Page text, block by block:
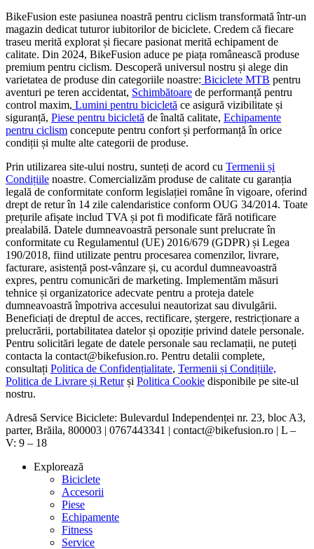
BikeFusion este pasiunea noastră pentru ciclism transformată într-un
magazin dedicat tuturor iubitorilor de biciclete. Credem că fiecare
traseu merită explorat și fiecare pasionat merită echipament de
calitate. Din 2024, BikeFusion aduce pe piața românească produse
premium pentru ciclism. Descoperă universul nostru și alege din
varietatea de produse din categoriile noastre: Biciclete MTB pentru
aventuri pe teren accidentat, Schimbătoare de performanță pentru
control maxim, Lumini pentru bicicletă ce asigură vizibilitate și
siguranță, Piese pentru bicicletă de înaltă calitate, Echipamente
pentru ciclism concepute pentru confort și performanță în orice
condiții și multe alte categorii de produse.
Prin utilizarea site-ului nostru, sunteți de acord cu Termenii și
Condițiile noastre. Comercializăm produse de calitate cu garanția
legală de conformitate conform legislației române în vigoare, oferind
drept de retur în 14 zile calendaristice conform OUG 34/2014. Toate
prețurile afișate includ TVA și pot fi modificate fără notificare
prealabilă. Datele dumneavoastră personale sunt prelucrate în
conformitate cu Regulamentul (UE) 2016/679 (GDPR) și Legea
190/2018, fiind utilizate pentru procesarea comenzilor, livrare,
facturare, asistență post-vânzare și, cu acordul dumneavoastră
expres, pentru comunicări de marketing. Implementăm măsuri
tehnice și organizatorice adecvate pentru a proteja datele
dumneavoastră împotriva accesului neautorizat sau divulgării.
Beneficiați de dreptul de acces, rectificare, ștergere, restricționare a
prelucrării, portabilitatea datelor și opoziție privind datele personale.
Pentru solicitări legate de datele personale sau reclamații, ne puteți
contacta la contact@bikefusion.ro. Pentru detalii complete,
consultați Politica de Confidențialitate, Termenii și Condițiile,
Politica de Livrare și Returși Politica Cookie disponibile pe site-ul
nostru.
Adresă Service Biciclete: Bulevardul Independenței nr. 23, bloc A3,
parter, Brăila, 800003 | 0767443341 | contact@bikefusion.ro | L –
V: 9 – 18
Explorează
Biciclete
Accesorii
Piese
Echipamente
Fitness
Service